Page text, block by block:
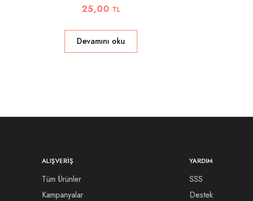
25,00 TL
Devamını oku
ALIŞVERIŞ
Tüm Ürünler
Kampanyalar
YARDIM
SSS
Destek